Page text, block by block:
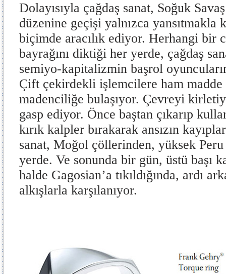
Dolayısıyla çağdaş sanat, Soğuk
düzenine geçişi yalnızca yansıtmakla
biçimde aracılık ediyor. Herhangi bir
bayrağını diktiği her yerde, çağdaş
semiyo-kapitalizmin başrol
Çift çekirdekli işlemcilere ham madde
madenciliğe bulaşıyor. Çevreyi
gasp ediyor. Önce baştan çıkarıp
kırık kalpler bırakarak ansızın
sanat, Moğol çöllerinden, yüksek
yerde. Ve sonunda bir gün, üstü başı
halde Gagosian’a tıkıldığında, ardı
alkışlarla karşılanıyor.